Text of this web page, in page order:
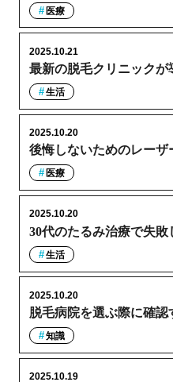
医療
最新の脱毛クリニックが
2025.10.21
生活
後悔しないためのレー
2025.10.20
医療
30代のたるみ治療で失敗
2025.10.20
生活
脱毛病院を選ぶ際に確認
2025.10.20
知識
2025.10.19